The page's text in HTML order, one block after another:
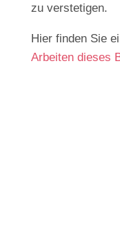
zu verstetigen.
Hier finden Sie
Arbeiten dieses